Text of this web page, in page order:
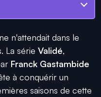
n'attendait dans le
La série Validé,
Franck Gastambide
à conquérir un
saisons de cette